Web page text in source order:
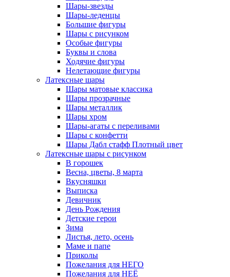
Шары-звезды
Шары-леденцы
Большие фигуры
Шары с рисунком
Особые фигуры
Буквы и слова
Ходячие фигуры
Нелетающие фигуры
Латексные шары
Шары матовые классика
Шары прозрачные
Шары металлик
Шары хром
Шары-агаты с переливами
Шары с конфетти
Шары Дабл стафф Плотный цвет
Латексные шары с рисунком
В горошек
Весна, цветы, 8 марта
Вкусняшки
Выписка
Девичник
День Рождения
Детские герои
Зима
Листья, лето, осень
Маме и папе
Приколы
Пожелания для НЕГО
Пожелания для НЕЁ